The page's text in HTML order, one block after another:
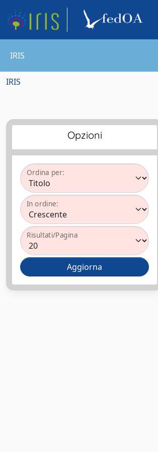
IRIS
IRIS
Opzioni
Ordina per:
In ordine:
Risultati/Pagina